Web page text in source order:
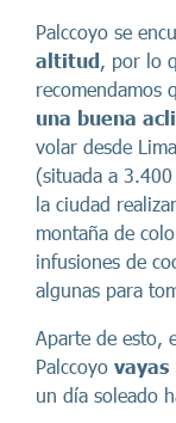
Palccoyo se
altitud, por lo
recomendamos
una buena
volar desde
(situada a
la ciudad
montaña de
infusiones de
algunas para
Aparte de esto,
Palccoyo vayas
un día soleado